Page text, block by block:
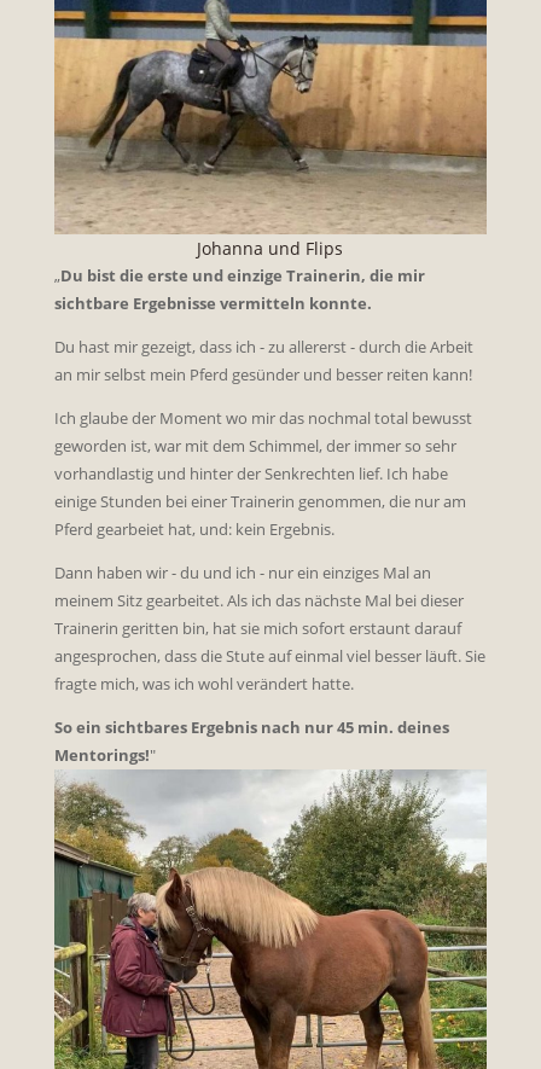
Johanna und Flips
„Du bist die erste und einzige Trainerin, die mir
sichtbare Ergebnisse vermitteln konnte.
Du hast mir gezeigt, dass ich - zu allererst - durch die Arbeit
an mir selbst mein Pferd gesünder und besser reiten kann!
Ich glaube der Moment wo mir das nochmal total bewusst
geworden ist, war mit dem Schimmel, der immer so sehr
vorhandlastig und hinter der Senkrechten lief. Ich habe
einige Stunden bei einer Trainerin genommen, die nur am
Pferd gearbeiet hat, und: kein Ergebnis.
Dann haben wir - du und ich - nur ein einziges Mal an
meinem Sitz gearbeitet. Als ich das nächste Mal bei dieser
Trainerin geritten bin, hat sie mich sofort erstaunt darauf
angesprochen, dass die Stute auf einmal viel besser läuft. Sie
fragte mich, was ich wohl verändert hatte.
So ein sichtbares Ergebnis nach nur 45 min. deines
Mentorings!"